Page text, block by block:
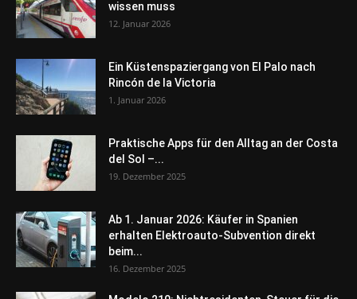
wissen muss
12. Januar 2026
Ein Küstenspaziergang von El Palo nach
Rincón de la Victoria
1. Januar 2026
Praktische Apps für den Alltag an der Costa
del Sol –...
19. Dezember 2025
Ab 1. Januar 2026: Käufer in Spanien
erhalten Elektroauto-Subvention direkt
beim...
16. Dezember 2025